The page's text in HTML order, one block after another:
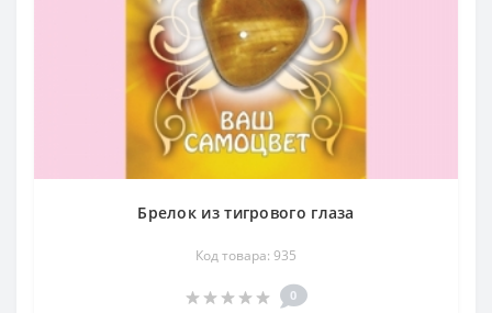
Брелок из тигрового глаза
Код товара: 935
0